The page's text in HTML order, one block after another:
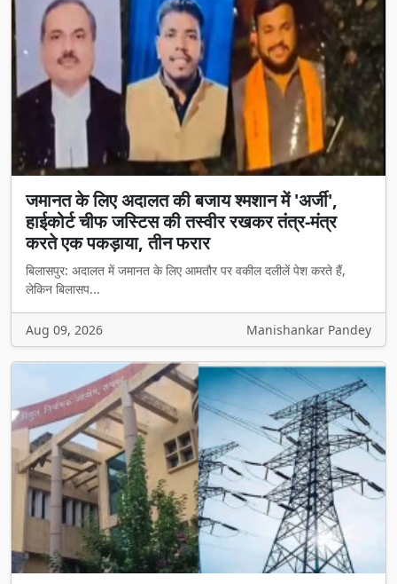
जमानत के लिए अदालत की बजाय श्मशान में 'अर्जी',
हाईकोर्ट चीफ जस्टिस की तस्वीर रखकर तंत्र-मंत्र
करते एक पकड़ाया, तीन फरार
बिलासपुर: अदालत में जमानत के लिए आमतौर पर वकील दलीलें पेश करते हैं,
लेकिन बिलासप...
Aug 09, 2026 Manishankar Pandey